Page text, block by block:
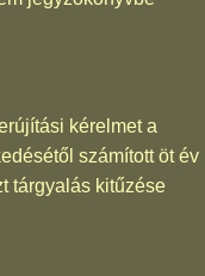
kérelmet a
számított öt év
tárgyalás kitűzése